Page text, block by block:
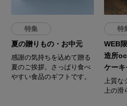
特集
夏の贈りもの・お中元
感謝の気持ちを込めて贈る
夏のご挨拶。さっぱり食べ
やすい食品のギフトです。
特
WEB
造所
ケーキ
上質
上の滑